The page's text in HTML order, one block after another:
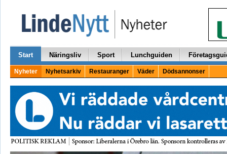
Start Näringsliv Sport Lunchguiden
Nyheter Nyhetsarkiv Restauranger Väder Dödsannonser